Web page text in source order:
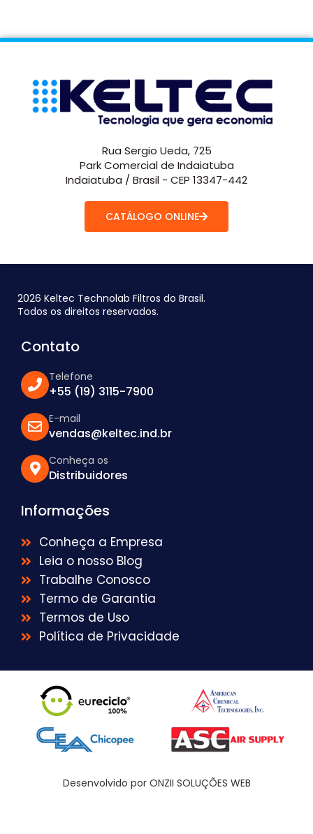
Rua Sergio Ueda, 725
Park Comercial de Indaiatuba
Indaiatuba / Brasil - CEP 13347-442
CATÁLOGO ONLINE
2026 Keltec Technolab Filtros do Brasil.
Todos os direitos reservados.
Contato
Telefone
+55 (19) 3115-7900
E-mail
vendas@keltec.ind.br
Conheça os
Distribuidores
Informações
Conheça a Empresa
Leia o nosso Blog
Trabalhe Conosco
Termo de Garantia
Termos de Uso
Política de Privacidade
Desenvolvido por ONZII SOLUÇÕES WEB